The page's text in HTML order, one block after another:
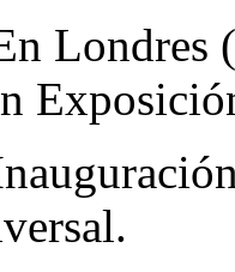
Londres